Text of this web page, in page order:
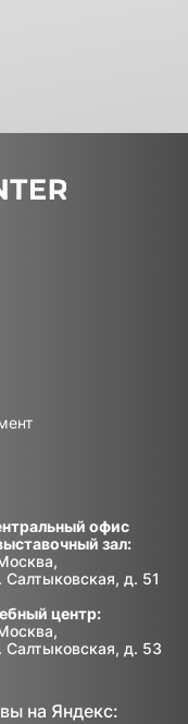
офис
зал:
Салтыковская, д. 51
центр:
Салтыковская, д. 53
на Яндекс: